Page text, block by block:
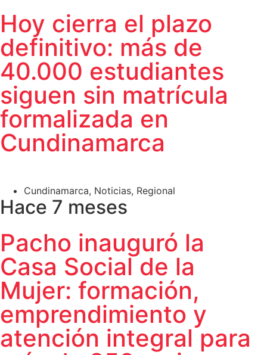
Hoy cierra el plazo
definitivo: más de
40.000 estudiantes
siguen sin matrícula
formalizada en
Cundinamarca
Cundinamarca, Noticias, Regional
Hace 7 meses
Pacho inauguró la
Casa Social de la
Mujer: formación,
emprendimiento y
atención integral para